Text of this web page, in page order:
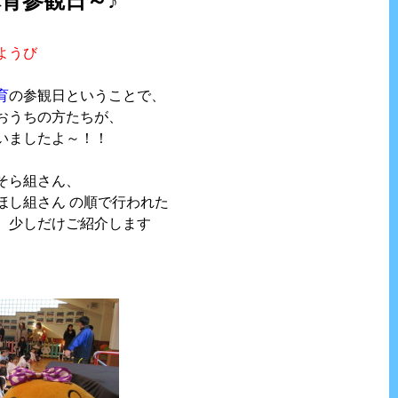
うび
の参観日ということで、
ちの方たちが、
ましたよ～！！
組さん、
し組さん の順で行われた
少しだけご紹介します